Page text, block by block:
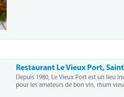
Restaurant Le Vieux Port,
Depuis 1980, Le Vieux Port est un lieu
pour les amateurs de bon vin, rhum